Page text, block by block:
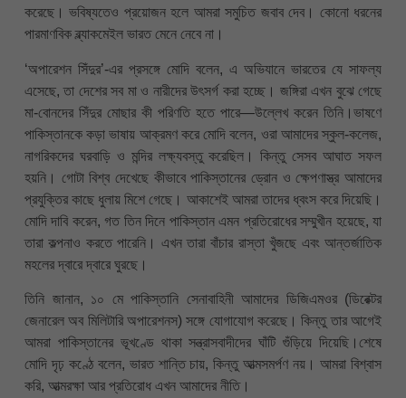
করেছে। ভবিষ্যতেও প্রয়োজন হলে আমরা সমুচিত জবাব দেব। কোনো ধরনের
পারমাণবিক ব্ল্যাকমেইল ভারত মেনে নেবে না।
‘অপারেশন সিঁদুর’-এর প্রসঙ্গে মোদি বলেন, এ অভিযানে ভারতের যে সাফল্য
এসেছে, তা দেশের সব মা ও নারীদের উৎসর্গ করা হচ্ছে। জঙ্গিরা এখন বুঝে গেছে
মা-বোনদের সিঁদুর মোছার কী পরিণতি হতে পারে—উল্লেখ করেন তিনি।ভাষণে
পাকিস্তানকে কড়া ভাষায় আক্রমণ করে মোদি বলেন, ওরা আমাদের স্কুল-কলেজ,
নাগরিকদের ঘরবাড়ি ও মন্দির লক্ষ্যবস্তু করেছিল। কিন্তু সেসব আঘাত সফল
হয়নি। গোটা বিশ্ব দেখেছে কীভাবে পাকিস্তানের ড্রোন ও ক্ষেপণাস্ত্র আমাদের
প্রযুক্তির কাছে ধুলায় মিশে গেছে। আকাশেই আমরা তাদের ধ্বংস করে দিয়েছি।
মোদি দাবি করেন, গত তিন দিনে পাকিস্তান এমন প্রতিরোধের সম্মুখীন হয়েছে, যা
তারা কল্পনাও করতে পারেনি। এখন তারা বাঁচার রাস্তা খুঁজছে এবং আন্তর্জাতিক
মহলের দ্বারে দ্বারে ঘুরছে।
তিনি জানান, ১০ মে পাকিস্তানি সেনাবাহিনী আমাদের ডিজিএমওর (ডিরেক্টর
জেনারেল অব মিলিটারি অপারেশনস) সঙ্গে যোগাযোগ করেছে। কিন্তু তার আগেই
আমরা পাকিস্তানের ভূখণ্ডে থাকা সন্ত্রাসবাদীদের ঘাঁটি গুঁড়িয়ে দিয়েছি।শেষে
মোদি দৃঢ় কণ্ঠে বলেন, ভারত শান্তি চায়, কিন্তু আত্মসমর্পণ নয়। আমরা বিশ্বাস
করি, আত্মরক্ষা আর প্রতিরোধ এখন আমাদের নীতি।